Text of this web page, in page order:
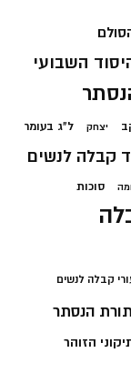
השבועי
יצחק ל"ג בעומר
קבלה לנשים
סוכות
קבלה לנשים
תורת הנסתר
הזוהר